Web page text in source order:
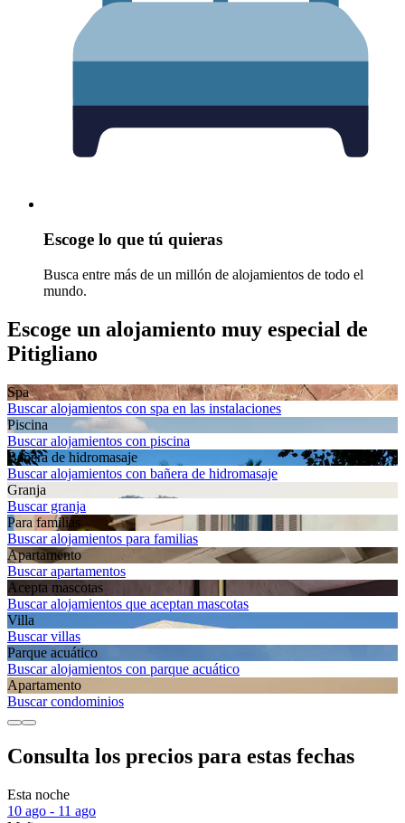
Escoge lo que tú quieras
Busca entre más de un millón de alojamientos de todo el
mundo.
Escoge un alojamiento muy especial de
Pitigliano
Spa
Buscar alojamientos con spa en las instalaciones
Piscina
Buscar alojamientos con piscina
Bañera de hidromasaje
Buscar alojamientos con bañera de hidromasaje
Granja
Buscar granja
Para familias
Buscar alojamientos para familias
Apartamento
Buscar apartamentos
Acepta mascotas
Buscar alojamientos que aceptan mascotas
Villa
Buscar villas
Parque acuático
Buscar alojamientos con parque acuático
Apartamento
Buscar condominios
Consulta los precios para estas fechas
Esta noche
10 ago - 11 ago